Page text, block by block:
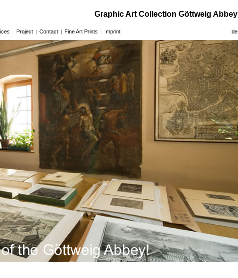
Graphic Art Collection Göttweig Abbey
de
| Project | Contact | Fine Art Prints | Imprint